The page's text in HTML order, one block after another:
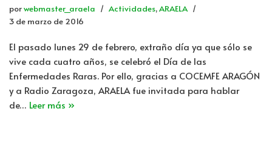
porwebmaster_araela Actividades,ARAELA
3 de marzo de 2016
El pasado lunes 29 de febrero, extraño día ya que sólo se
vive cada cuatro años, se celebró el Día de las
Enfermedades Raras. Por ello, gracias a COCEMFE ARAGÓN
y a Radio Zaragoza, ARAELA fue invitada para hablar
de… Leer más »